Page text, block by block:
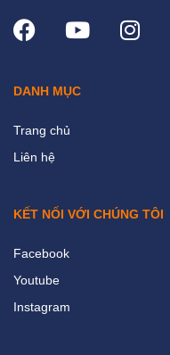
DANH MỤC
Trang chủ
Liên hệ
KẾT NỐI VỚI CHÚNG TÔI
Facebook
Youtube
Instagram